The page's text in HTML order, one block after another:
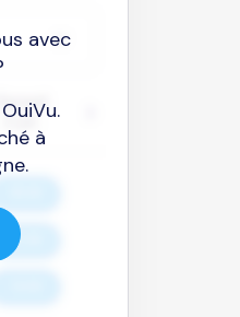
avec
à